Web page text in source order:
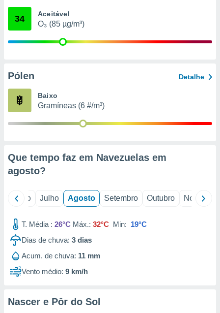
através
estudos
1199
34 Aceitável
O₃ (85 µg/m³)
Pólen Detalhe
Baixo
Gramíneas (6 #/m³)
Que tempo faz em Navezuelas em
agosto?
Junho Julho Agosto Setembro Outubro Novembro
T. Média : 26°C Máx.: 32°C Min: 19°C
Dias de chuva: 3 dias
Acum. de chuva: 11 mm
Vento médio: 9 km/h
Nascer e Pôr do Sol